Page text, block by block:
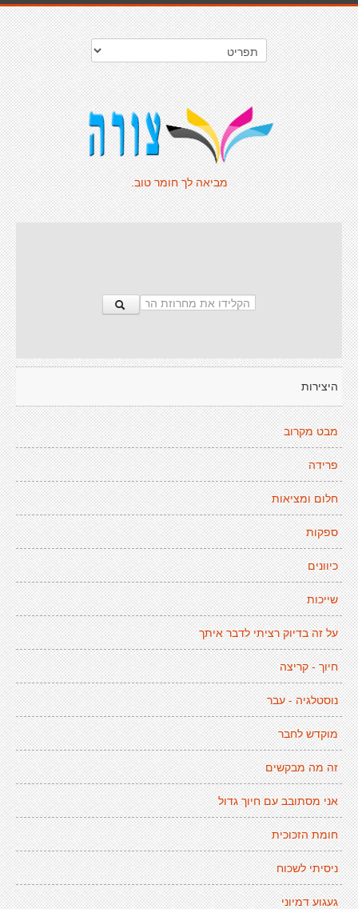
מביאה לך חומר טוב.
היצירות
מבט מקרוב
פרידה
חלום ומציאות
ספקות
כיוונים
שייכות
על זה בדיוק רציתי לדבר איתך
חיוך - קריצה
נוסטלגיה - עבר
מוקדש לחבר
זה מה מבקשים
אני מסתובב עם חיוך גדול
חומת הזכוכית
ניסיתי לשכוח
געגוע דמיוני